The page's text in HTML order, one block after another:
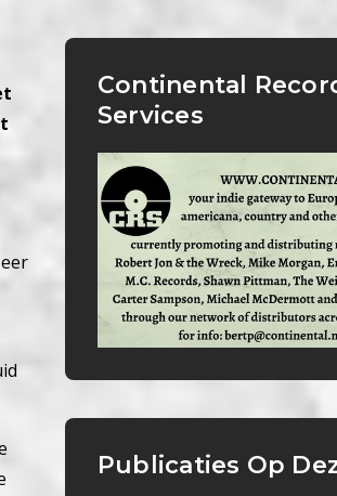
Continental
Services
Publicaties Op